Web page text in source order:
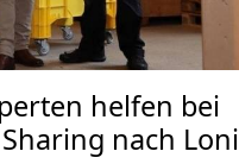
helfen bei
nach Loni